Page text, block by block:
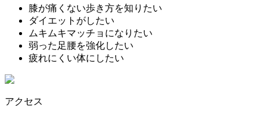
膝が痛くない歩き方を知りたい
ダイエットがしたい
ムキムキマッチョになりたい
弱った足腰を強化したい
疲れにくい体にしたい
アクセス